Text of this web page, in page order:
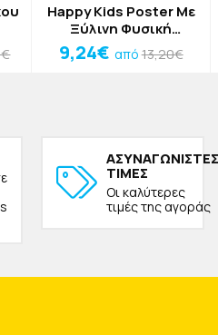
Happy Kids Poster Με
Ξύλινη Φυσική
Κορνίζα 20x15cm
9,24€ από13,20€
ΑΣΥΝΑΓΩΝΙΣΤΕΣ
ΤΙΜΕΣ
Οι καλύτερες
τιμές της αγοράς